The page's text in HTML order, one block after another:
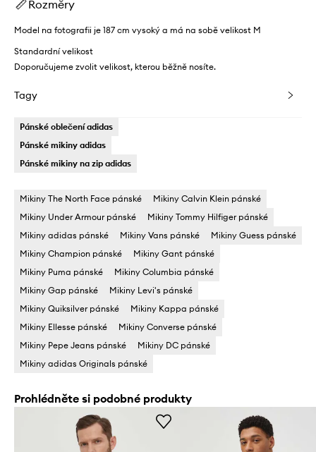
Rozměry
Model na fotografii je 187 cm vysoký a má na sobě velikost M
Standardní velikost
Doporučujeme zvolit velikost, kterou běžně nosíte.
Tagy
Pánské oblečení adidas
Pánské mikiny adidas
Pánské mikiny na zip adidas
Mikiny The North Face pánské
Mikiny Calvin Klein pánské
Mikiny Under Armour pánské
Mikiny Tommy Hilfiger pánské
Mikiny adidas pánské
Mikiny Vans pánské
Mikiny Guess pánské
Mikiny Champion pánské
Mikiny Gant pánské
Mikiny Puma pánské
Mikiny Columbia pánské
Mikiny Gap pánské
Mikiny Levi's pánské
Mikiny Quiksilver pánské
Mikiny Kappa pánské
Mikiny Ellesse pánské
Mikiny Converse pánské
Mikiny Pepe Jeans pánské
Mikiny DC pánské
Mikiny adidas Originals pánské
Prohlédněte si podobné produkty